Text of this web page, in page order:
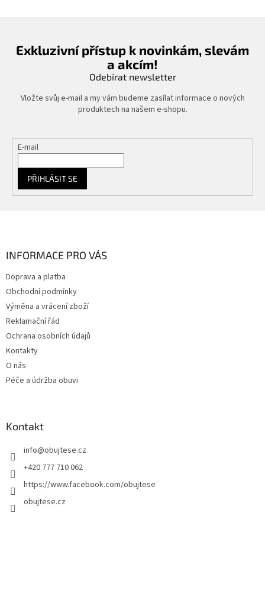
Exkluzivní přístup k novinkám, slevám
a akcím!
Odebírat newsletter
Vložte svůj e-mail a my vám budeme zasílat informace o nových
produktech na našem e-shopu.
E-mail
PŘIHLÁSIT SE
INFORMACE PRO VÁS
Doprava a platba
Obchodní podmínky
Výměna a vrácení zboží
Reklamační řád
Ochrana osobních údajů
Kontakty
O nás
Péče a údržba obuvi
Kontakt
info@obujtese.cz
+420 777 710 062
https://www.facebook.com/obujtese
obujtese.cz